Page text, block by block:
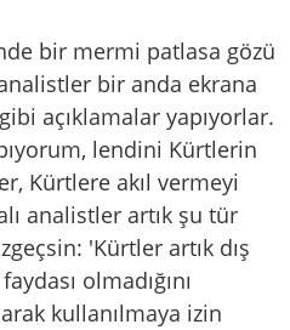
bir mermi patlasa gözü
bir anda ekrana
açıklamalar yapıyorlar.
lendini Kürtlerin
Kürtlere akıl vermeyi
analistler artık şu tür
'Kürtler artık dış
olmadığını
kullanılmaya izin